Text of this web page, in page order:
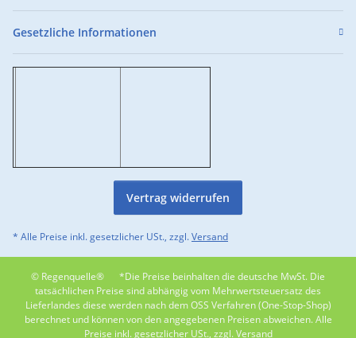
Gesetzliche Informationen
Vertrag widerrufen
* Alle Preise inkl. gesetzlicher USt., zzgl.Versand
© Regenquelle®
*Die Preise beinhalten die deutsche MwSt. Die
tatsächlichen Preise sind abhängig vom Mehrwertsteuersatz des
Lieferlandes diese werden nach dem OSS Verfahren (One-Stop-Shop)
berechnet und können von den angegebenen Preisen abweichen. Alle
Preise inkl. gesetzlicher USt., zzgl. Versand